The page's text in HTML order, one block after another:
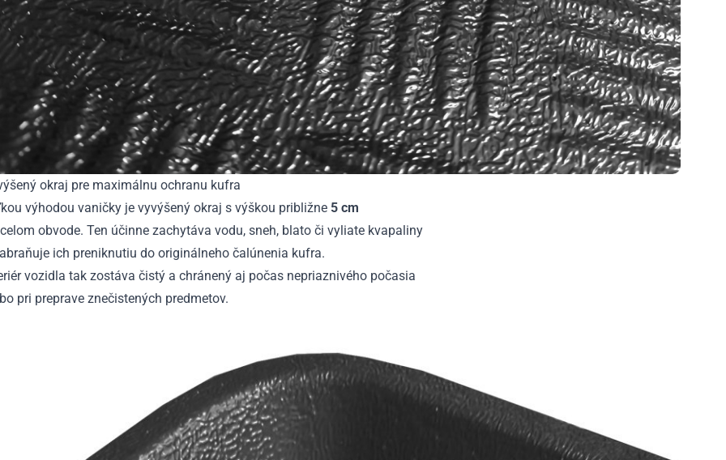
okraj pre maximálnu ochranu kufra
výhodou vaničky je vyvýšený okraj s výškou približne 5 cm
obvode. Ten účinne zachytáva vodu, sneh, blato či vyliate kvapaliny
ich preniknutiu do originálneho čalúnenia kufra.
vozidla tak zostáva čistý a chránený aj počas nepriaznivého počasia
pri preprave znečistených predmetov.